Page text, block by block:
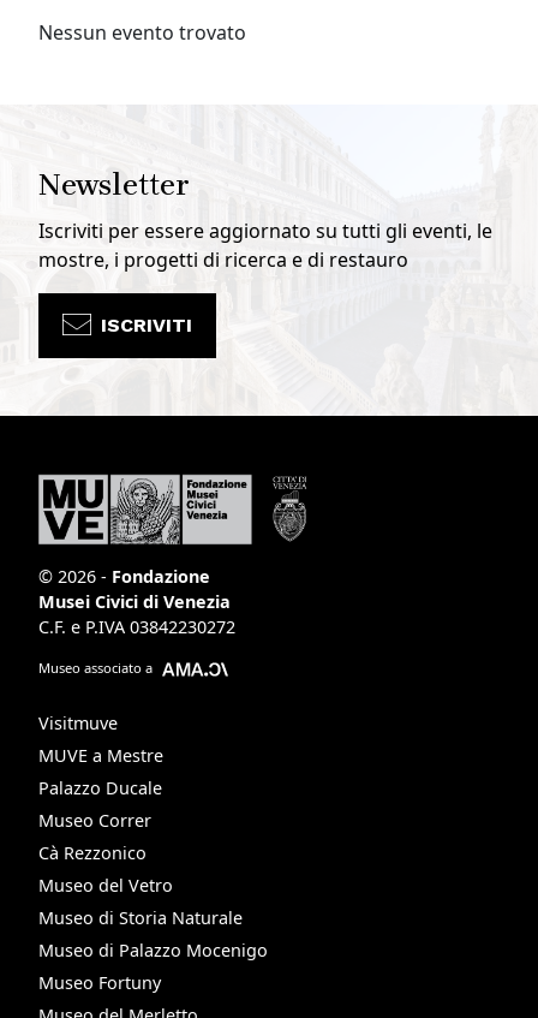
Nessun evento trovato
Newsletter
Iscriviti per essere aggiornato su tutti gli eventi, le
mostre, i progetti di ricerca e di restauro
ISCRIVITI
© 2026 - Fondazione
Musei Civici di Venezia
C.F. e P.IVA 03842230272
Museo associato a
Visitmuve
MUVE a Mestre
Palazzo Ducale
Museo Correr
Cà Rezzonico
Museo del Vetro
Museo di Storia Naturale
Museo di Palazzo Mocenigo
Museo Fortuny